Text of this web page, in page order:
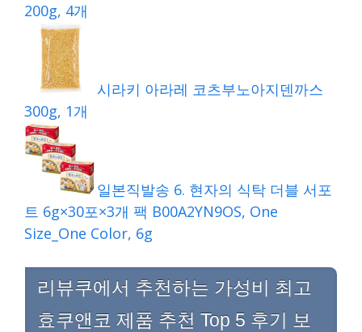
200g, 4개
시라키 아라레 코츠부노아지덴까스
300g, 1개
일본직발송 6. 현자의 식탁 더블 서포
트 6g×30포×3개 팩 B00A2YN9OS, One
Size_One Color, 6g
리뷰쿠에서 추천하는 가성비 최고
효쿠앤코 제품 추천 Top 5 후기 보